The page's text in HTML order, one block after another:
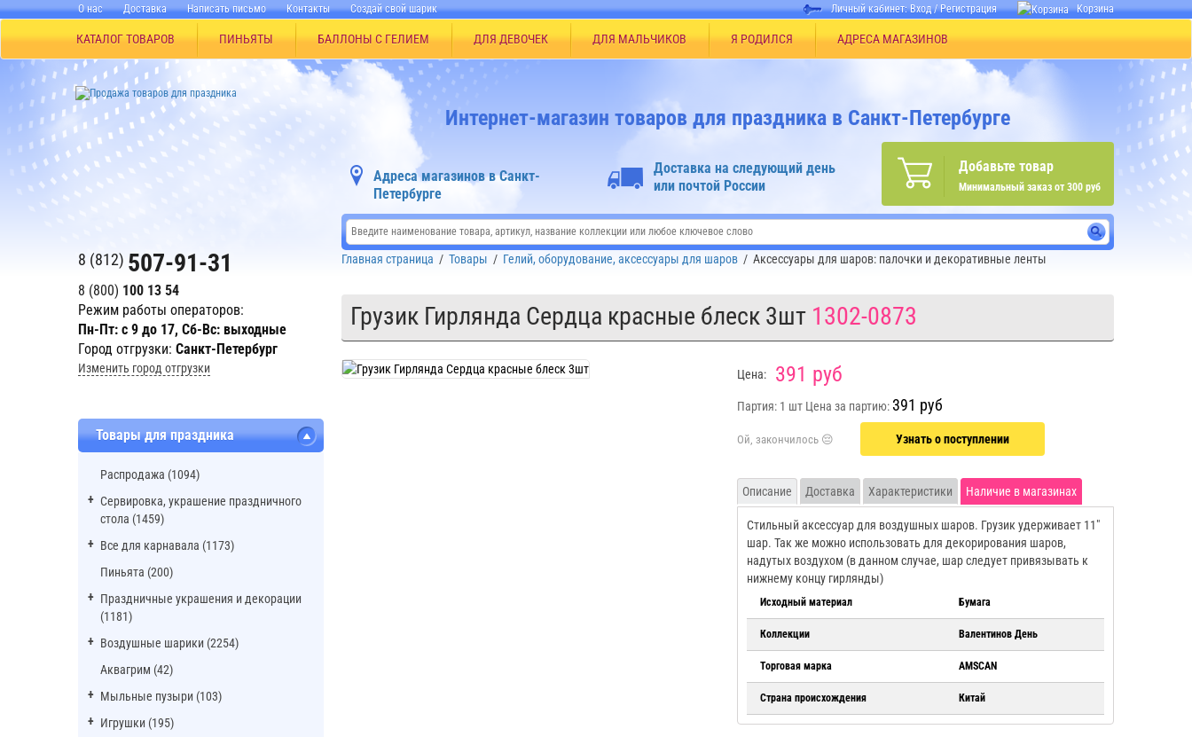
О нас Доставка Написать письмо Контакты Создай свой шарик Личный кабинет:Вход/Регистрация Корзина
КАТАЛОГ ТОВАРОВ ПИНЬЯТЫ БАЛЛОНЫ С ГЕЛИЕМ ДЛЯ ДЕВОЧЕК ДЛЯ МАЛЬЧИКОВ Я РОДИЛСЯ АДРЕСА МАГАЗИНОВ
8 (812) 507-91-31
8 (800) 100 13 54
Режим работы операторов:
Пн-Пт: с 9 до 17, Сб-Вс: выходные
Город отгрузки: Санкт-Петербург
Изменить город отгрузки
Товары для праздника
Распродажа (1094)
Сервировка, украшение праздничного
стола (1459)
Все для карнавала (1173)
Пиньята (200)
Праздничные украшения и декорации
(1181)
Воздушные шарики (2254)
Аквагрим (42)
Мыльные пузыри (103)
Игрушки (195)
Интернет-магазин товаров для праздника в Санкт-Петербурге
Добавьте товар
Минимальный заказ от 300 руб
Адреса магазинов в Санкт-
Петербурге
Доставка на следующий день
или почтой России
Главная страница / Товары / Гелий, оборудование, аксессуары для шаров / Аксессуары для шаров: палочки и декоративные ленты
Грузик Гирлянда Сердца красные блеск 3шт 1302-0873
Цена: 391 руб
Партия: 1 шт Цена за партию: 391 руб
Узнать о поступлении
Описание Доставка Характеристики Наличие в магазинах
Стильный аксессуар для воздушных шаров. Грузик удерживает 11"
шар. Так же можно использовать для декорирования шаров,
надутых воздухом (в данном случае, шар следует привязывать к
нижнему концу гирлянды)
Исходный материал Бумага
Коллекции Валентинов День
Торговая марка AMSCAN
Страна происхождения Китай